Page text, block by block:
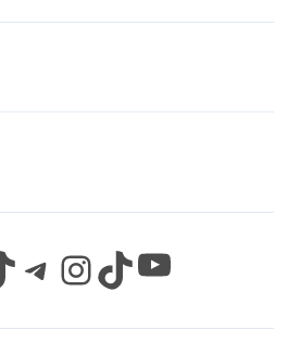
Telegram InstagramTikTok YouTube